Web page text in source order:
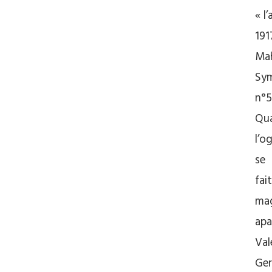
«
n°5
se
fait